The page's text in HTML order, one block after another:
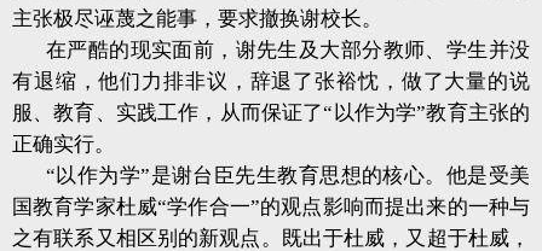
主张极尽诬蔑之能事，要求撤换谢校长。
在严酷的现实面前，谢先生及大部分教师、学生并没
有退缩，他们力排非议，辞退了张裕忱，做了大量的说
服、教育、实践工作，从而保证了“以作为学”教育主张的
正确实行。
“以作为学”是谢台臣先生教育思想的核心。他是受美
国教育学家杜威“学作合一”的观点影响而提出来的一种与
之有联系又相区别的新观点。既出于杜威，又超于杜威，